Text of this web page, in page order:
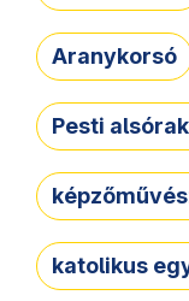
Aranykorsó
Pesti
katolikus